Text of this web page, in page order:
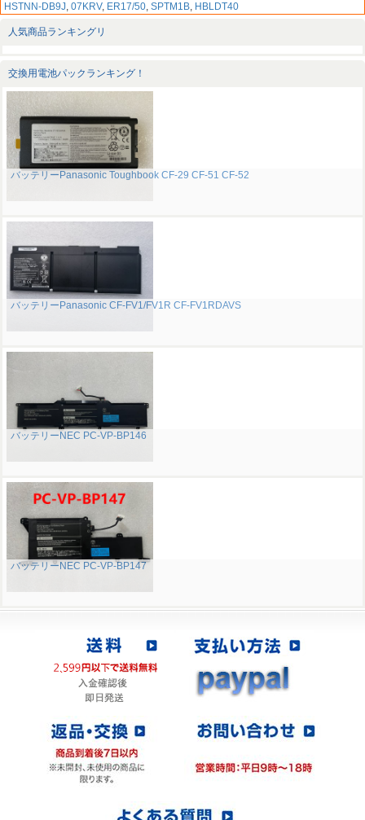
HSTNN-DB9J, 07KRV, ER17/50, SPTM1B, HBLDT40
人気商品ランキングリ
交換用電池パックランキング！
バッテリーPanasonic Toughbook CF-29 CF-51 CF-52
バッテリーPanasonic CF-FV1/FV1R CF-FV1RDAVS
バッテリーNEC PC-VP-BP146
バッテリーNEC PC-VP-BP147